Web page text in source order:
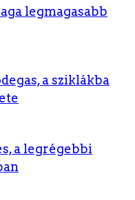
legmagasabb
a sziklákba
a legrégebbi